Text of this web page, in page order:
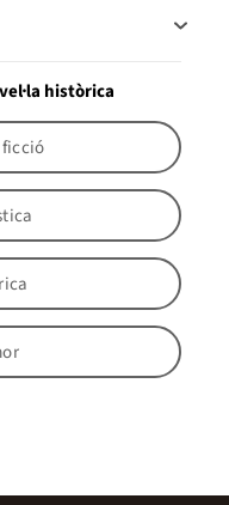
històrica
ficció